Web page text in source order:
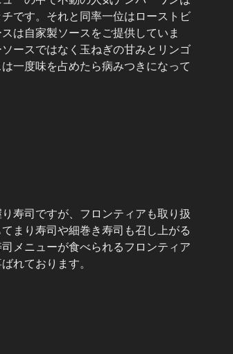
です。それと同率一位はローストビ
は自家製ソースをご提供していま
ースではなく玉ねぎの甘みとリンゴ
一度味を占めたら病みつきになって
寿司ですが、フロンティアも取り扱
まり寿司や細巻き寿司も召し上がる
メニューが食べられるフロンティア
れております。